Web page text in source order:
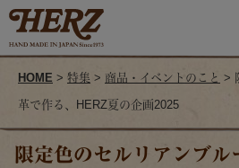
HOME > 特集 > 商品・イベントのこと >
革で作る、HERZ夏の企画2025
限定色のセルリアンブル